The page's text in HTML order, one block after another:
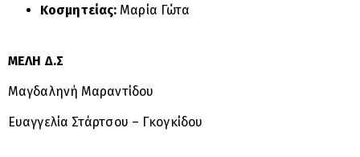
Κοσμητείας: Μαρία Γώτα
ΜΕΛΗ Δ.Σ
Μαγδαληνή Μαραντίδου
Ευαγγελία Στάρτσου – Γκογκίδου